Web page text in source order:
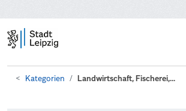
Kategorien Landwirtschaft, Fischerei,...